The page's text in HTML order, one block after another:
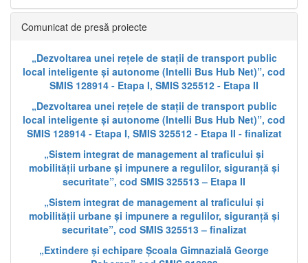
Comunicat de presă proiecte
„Dezvoltarea unei rețele de stații de transport public
local inteligente și autonome (Intelli Bus Hub Net)”, cod
SMIS 128914 - Etapa I, SMIS 325512 - Etapa II
„Dezvoltarea unei rețele de stații de transport public
local inteligente și autonome (Intelli Bus Hub Net)”, cod
SMIS 128914 - Etapa I, SMIS 325512 - Etapa II - finalizat
„Sistem integrat de management al traficului și
mobilității urbane și impunere a regulilor, siguranță și
securitate”, cod SMIS 325513 – Etapa II
„Sistem integrat de management al traficului și
mobilității urbane și impunere a regulilor, siguranță și
securitate”, cod SMIS 325513 – finalizat
„Extindere și echipare Școala Gimnazială George